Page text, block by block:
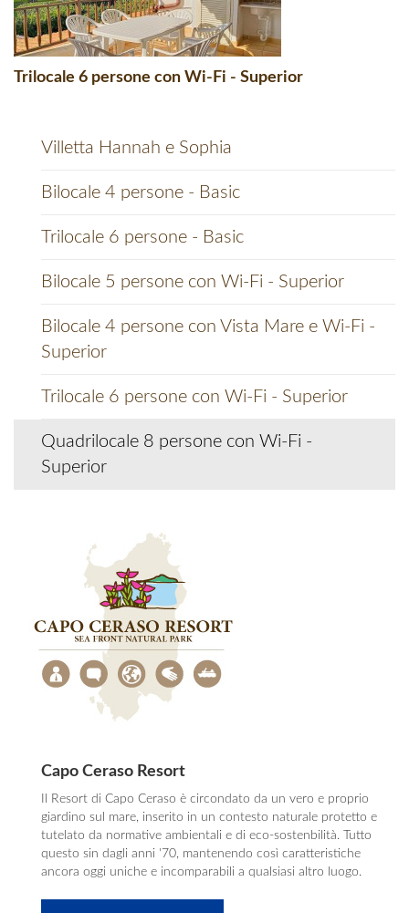
Trilocale 6 persone con Wi-Fi - Superior
Villetta Hannah e Sophia
Bilocale 4 persone - Basic
Trilocale 6 persone - Basic
Bilocale 5 persone con Wi-Fi - Superior
Bilocale 4 persone con Vista Mare e Wi-Fi -
Superior
Trilocale 6 persone con Wi-Fi - Superior
Quadrilocale 8 persone con Wi-Fi -
Superior
Capo Ceraso Resort
Il Resort di Capo Ceraso è circondato da un vero e proprio
giardino sul mare, inserito in un contesto naturale protetto e
tutelato da normative ambientali e di eco-sostenbilità. Tutto
questo sin dagli anni '70, mantenendo così caratteristiche
ancora oggi uniche e incomparabili a qualsiasi altro luogo.